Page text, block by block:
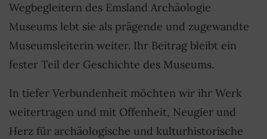
Wegbegleitern des Emsland Archäologie
Museums lebt sie als prägende und zugewandte
Museumsleiterin weiter. Ihr Beitrag bleibt ein
fester Teil der Geschichte des Museums.
In tiefer Verbundenheit möchten wir ihr Werk
weitertragen und mit Offenheit, Neugier und
Herz für archäologische und kulturhistorische